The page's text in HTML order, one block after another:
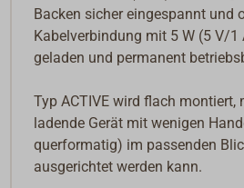
Backen sicher eingespannt und
Kabelverbindung mit 5 W (5 V/1
geladen und permanent
Typ ACTIVE wird flach montiert,
ladende Gerät mit wenigen
querformatig) im passenden
ausgerichtet werden kann.